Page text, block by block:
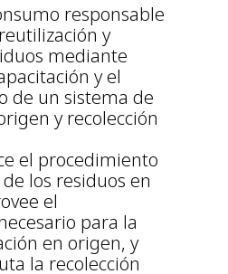
responsable
y
mediante
y el
de un sistema de
y recolección
el procedimiento
los residuos en
el
para la
en origen, y
la recolección